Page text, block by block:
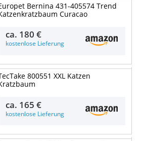
Bernina 431-405574 Trend
Curacao
ca. 180 €
kostenlose Lieferung
800551 XXL Katzen
ca. 165 €
kostenlose Lieferung